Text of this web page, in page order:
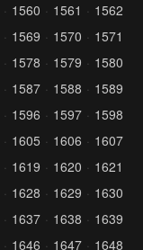
1560 1561
1562
1569 1570
1571
1578 1579
1580
1587 1588
1589
1596 1597
1598
1605 1606
1607
1619 1620
1621
1628 1629
1630
1637 1638
1639
1646 1647
1648